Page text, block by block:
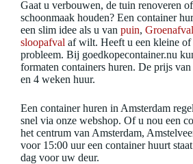
Gaat u verbouwen, de tuin renoveren
schoonmaak houden? Een container
een slim idee als u van puin, Groenafval
sloopafval af wilt. Heeft u een kleine of
probleem. Bij goedkopecontainer.nu
formaten containers huren. De prijs
en 4 weken huur.
Een container huren in Amsterdam
snel via onze webshop. Of u nou een
het centrum van Amsterdam,
voor 15:00 uur een container huurt
dag voor uw deur.